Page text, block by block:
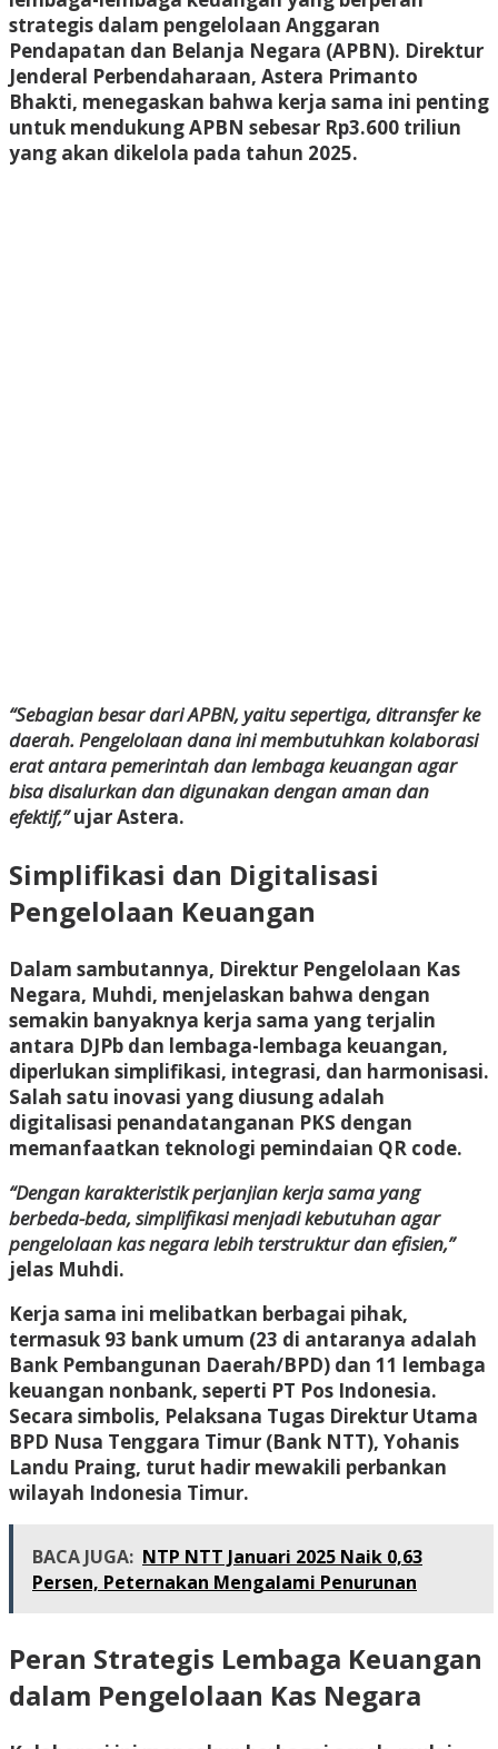
strategis dalam pengelolaan Anggaran
Pendapatan dan Belanja Negara (APBN). Direktur
Jenderal Perbendaharaan, Astera Primanto
Bhakti, menegaskan bahwa kerja sama ini penting
untuk mendukung APBN sebesar Rp3.600 triliun
yang akan dikelola pada tahun 2025.
“Sebagian besar dari APBN, yaitu sepertiga, ditransfer ke
daerah. Pengelolaan dana ini membutuhkan kolaborasi
erat antara pemerintah dan lembaga keuangan agar
bisa disalurkan dan digunakan dengan aman dan
efektif,”ujar Astera.
Simplifikasi dan Digitalisasi
Pengelolaan Keuangan
Dalam sambutannya, Direktur Pengelolaan Kas
Negara, Muhdi, menjelaskan bahwa dengan
semakin banyaknya kerja sama yang terjalin
antara DJPb dan lembaga-lembaga keuangan,
diperlukan simplifikasi, integrasi, dan harmonisasi.
Salah satu inovasi yang diusung adalah
digitalisasi penandatanganan PKS dengan
memanfaatkan teknologi pemindaian QR code.
“Dengan karakteristik perjanjian kerja sama yang
berbeda-beda, simplifikasi menjadi kebutuhan agar
pengelolaan kas negara lebih terstruktur dan efisien,”
jelas Muhdi.
Kerja sama ini melibatkan berbagai pihak,
termasuk 93 bank umum (23 di antaranya adalah
Bank Pembangunan Daerah/BPD) dan 11 lembaga
keuangan nonbank, seperti PT Pos Indonesia.
Secara simbolis, Pelaksana Tugas Direktur Utama
BPD Nusa Tenggara Timur (Bank NTT), Yohanis
Landu Praing, turut hadir mewakili perbankan
wilayah Indonesia Timur.
BACA JUGA: NTP NTT Januari 2025 Naik 0,63
Persen, Peternakan Mengalami Penurunan
Peran Strategis Lembaga Keuangan
dalam Pengelolaan Kas Negara